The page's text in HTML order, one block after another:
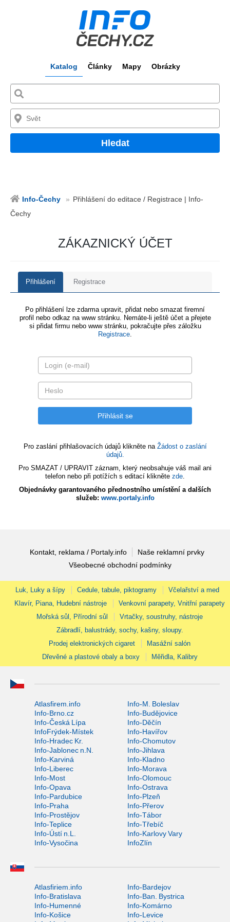
Katalog Články Mapy Obrázky
Hledat
Info-Čechy
Přihlášení do editace / Registrace | Info-
Čechy
ZÁKAZNICKÝ ÚČET
Přihlášení Registrace
Po přihlášení lze zdarma upravit, přidat nebo smazat firemní
profil nebo odkaz na www stránku. Nemáte-li ještě účet a přejete
si přidat firmu nebo www stránku, pokračujte přes záložku
Registrace.
Pro zaslání přihlašovacích údajů klikněte na Žádost o zaslání
údajů.
Pro SMAZAT / UPRAVIT záznam, který neobsahuje váš mail ani
telefon nebo při potížích s editací klikněte zde.
Objednávky garantovaného přednostního umístění a dalších
služeb: www.portaly.info
Kontakt, reklama / Portaly.info
Naše reklamní prvky
Všeobecné obchodní podmínky
Luk, Luky a šípy Cedule, tabule, piktogramy
Včelařství a med
Klavír, Piana, Hudební nástroje
Venkovní parapety, Vnitřní parapety
Mořská sůl, Přírodní sůl
Vrtačky, soustruhy, nástroje
Zábradlí, balustrády, sochy, kašny, sloupy.
Prodej elektronických cigaret
Masážní salón
Dřevěné a plastové obaly a boxy
Měřidla, Kalibry
Atlasfirem.info
Info-M. Boleslav
Info-Brno.cz
Info-Budějovice
Info-Česká Lípa
Info-Děčín
InfoFrýdek-Místek
Info-Havířov
Info-Hradec Kr.
Info-Chomutov
Info-Jablonec n.N.
Info-Jihlava
Info-Karviná
Info-Kladno
Info-Liberec
Info-Morava
Info-Most
Info-Olomouc
Info-Opava
Info-Ostrava
Info-Pardubice
Info-Plzeň
Info-Praha
Info-Přerov
Info-Prostějov
Info-Tábor
Info-Teplice
Info-Třebíč
Info-Ústí n.L.
Info-Karlovy Vary
Info-Vysočina
InfoZlín
Atlasfiriem.info
Info-Bardejov
Info-Bratislava
Info-Ban. Bystrica
Info-Humenné
Info-Komárno
Info-Košice
Info-Levice